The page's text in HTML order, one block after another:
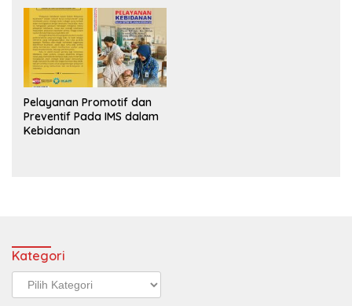
Pelayanan Promotif dan
Preventif Pada IMS dalam
Kebidanan
Kategori
Kategori